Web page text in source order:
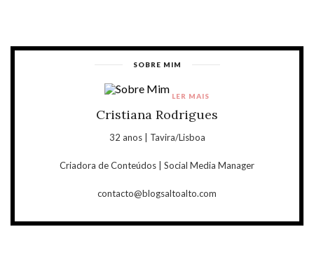
SOBRE MIM
Cristiana Rodrigues
32 anos | Tavira/Lisboa
Criadora de Conteúdos | Social Media Manager
contacto@blogsaltoalto.com
LER MAIS